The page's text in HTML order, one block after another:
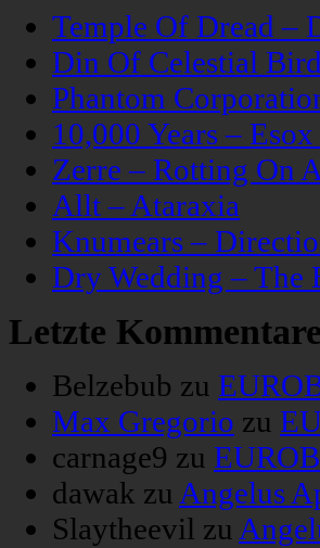
Temple Of Dread –
Din Of Celestial
Phantom
10,000 Years –
Zerre – Rotting On
Allt – Ataraxia
Knumears –
Dry Wedding – The
Letzte Kommentare
Belzebub zu
Max Gregorio zu
carnage9 zu
dawak zu Angelus
Slaytheevil zu